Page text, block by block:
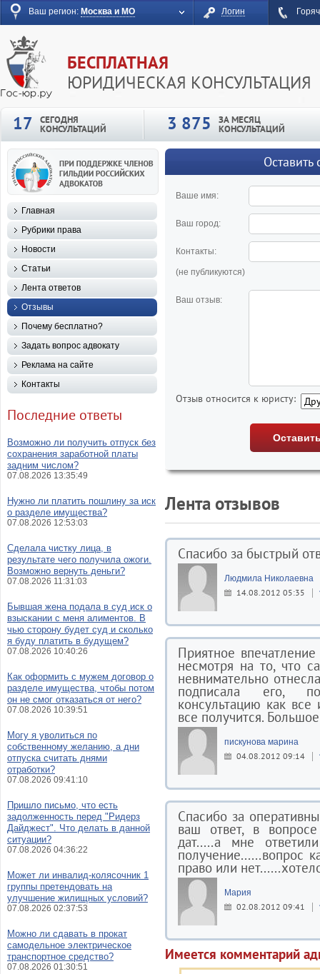
Ваш регион: Москва и МО Логин
БЕСПЛАТНАЯ
ЮРИДИЧЕСКАЯ КОНСУЛЬТАЦИЯ
17
СЕГОДНЯ
КОНСУЛЬТАЦИЙ 3 875 ЗА МЕСЯЦ
КОНСУЛЬТАЦИЙ
Ваше имя:
Ваш город:
Контакты:
(не публикуются)
Ваш отзыв:
Отзыв относится к юристу:
Лента отзывов
Спасибо за быстрый
Людмила Николаевна
14.08.2012 05:35
Приятное
несмотря на то, что
невнимательно
подписала его,
консультацию как все
все получится.
пискунова марина
04.08.2012 09:14
Спасибо за
ваш ответ, в
дат.....а мне
получение......вопрос
право или
Мария
02.08.2012 09:41
Имеется комментарий
Главная
Рубрики права
Новости
Статьи
Лента ответов
Отзывы
Почему бесплатно?
Задать вопрос адвокату
Реклама на сайте
Контакты
Последние ответы
Возможно ли получить отпуск без
сохранения заработной платы
задним числом?
07.08.2026 13:35:49
Нужно ли платить пошлину за иск
о разделе имущества?
07.08.2026 12:53:03
Сделала чистку лица, в
результате чего получила ожоги.
Возможно вернуть деньги?
07.08.2026 11:31:03
Бывшая жена подала в суд иск о
взыскании с меня алиментов. В
чью сторону будет суд и сколько
я буду платить в будущем?
07.08.2026 10:40:26
Как оформить с мужем договор о
разделе имущества, чтобы потом
он не смог отказаться от него?
07.08.2026 10:39:51
Могу я уволиться по
собственному желанию, а дни
отпуска считать днями
отработки?
07.08.2026 09:41:10
Пришло письмо, что есть
задолженность перед "Ридерз
Дайджест". Что делать в данной
ситуации?
07.08.2026 04:36:22
Может ли инвалид-колясочник 1
группы претендовать на
улучшение жилищных условий?
07.08.2026 02:37:53
Можно ли сдавать в прокат
самодельное электрическое
транспортное средство?
07.08.2026 01:30:51